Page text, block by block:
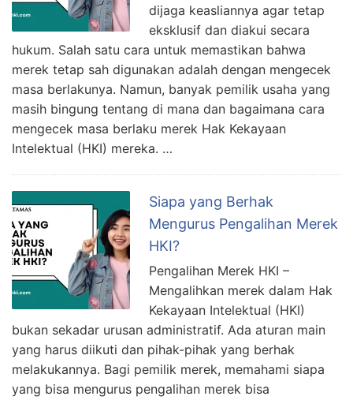
dijaga keasliannya agar tetap
eksklusif dan diakui secara
hukum. Salah satu cara untuk memastikan bahwa
merek tetap sah digunakan adalah dengan mengecek
masa berlakunya. Namun, banyak pemilik usaha yang
masih bingung tentang di mana dan bagaimana cara
mengecek masa berlaku merek Hak Kekayaan
Intelektual (HKI) mereka. …
Siapa yang Berhak
Mengurus Pengalihan Merek
HKI?
Pengalihan Merek HKI –
Mengalihkan merek dalam Hak
Kekayaan Intelektual (HKI)
bukan sekadar urusan administratif. Ada aturan main
yang harus diikuti dan pihak-pihak yang berhak
melakukannya. Bagi pemilik merek, memahami siapa
yang bisa mengurus pengalihan merek bisa